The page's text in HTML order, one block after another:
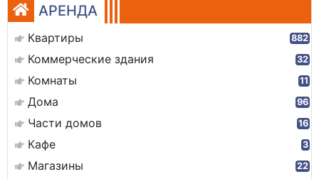
АРЕНДА
Квартиры 882
Коммерческие здания 32
Комнаты 11
Дома 96
Части домов 16
Кафе 3
Магазины 22